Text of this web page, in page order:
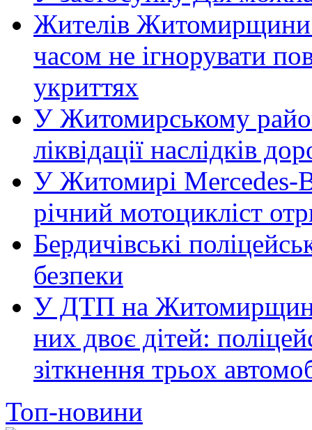
Жителів Житомирщини
часом не ігнорувати
укриттях
У Житомирському
ліквідації наслідків
У Житомирі Mercedes-
річний мотоцикліст
Бердичівські
безпеки
У ДТП на Житомирщині
них двоє дітей:
зіткнення трьох
Топ-новини